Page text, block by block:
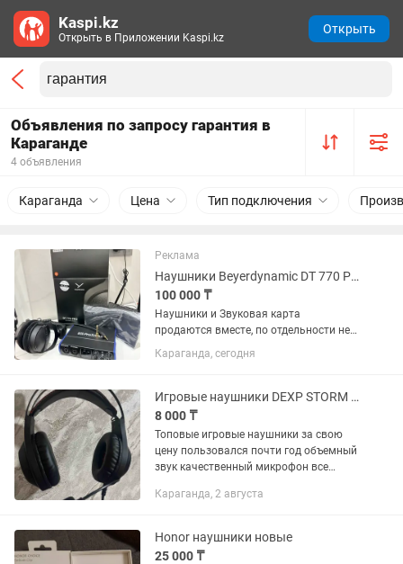
Объявления по запросу гарантия в
Караганде
4 объявления
Караганда Цена Тип подключения
Реклама
Наушники Beyerdynamic DT 770 Pro Limited(250 Ом) и Звуковая карта studio24c
100 000 ₸
Наушники и Звуковая карта
продаются вместе, по отдельности не
продаю! Наушники Beyerdynamic DT
770 Pro Limited Edition 250 Ом Черного
необходимости до 2-3 метров тянется...
Караганда, сегодня
Игровые наушники DEXP STORM Pro
8 000 ₸
Топовые игровые наушники за свою
цену пользовался почти год объемный
звук качественный микрофон все
перестала работать подсветка по
Караганда, 2 августа
Honor наушники новые
25 000 ₸
Kaspi.kz
Открыть в Приложении Kaspi.kz
Открыть